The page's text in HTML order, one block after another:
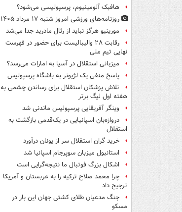
هافبک آلومینیوم، پرسپولیسی می‌شود؟
روزنامه‌های ورزشی امروز ‌شنبه ۱۷ مرداد ۱۴۰۵
مورینیو هرگز نباید از رئال مادرید جدا می‌شد
رقابت ۲۸ والیبالیست برای حضور در فهرست
نهایی تیم ملی
میزبانی استقلال در آسیا به امارات می‌رسد؟
پاسخ منفی یک لژیونر به باشگاه پرسپولیس
تلاش پزشکان استقلال برای رساندن چشمی به
هفته اول لیگ برتر
وینگر آفریقایی پرسپولیس ماندنی شد
دروازه‌بان اسپانیایی در یک‌قدمی بازگشت به
استقلال
خرید گران استقلال سر از یونان درآورد
استانبول میزبان سوپرجام اسپانیا شد
اشکال بزرگ فوتبال ما نتیجه‌گرایی است
چرا محمد صلاح ترکیه را به عربستان و آمریکا
ترجیح داد
جنگ مدعیان طلای کشتی جهان این بار در
مسکو